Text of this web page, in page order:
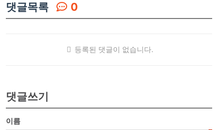
댓글목록 0
등록된 댓글이 없습니다.
댓글쓰기
이름